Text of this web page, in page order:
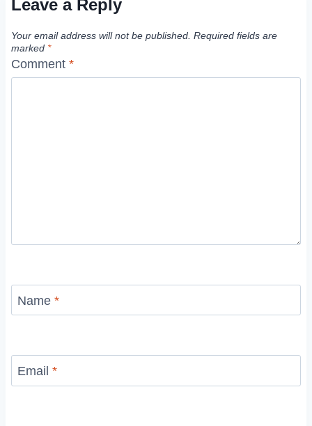
Leave a Reply
Your email address will not be published. Required fields are
marked *
Comment *
Name *
Email *